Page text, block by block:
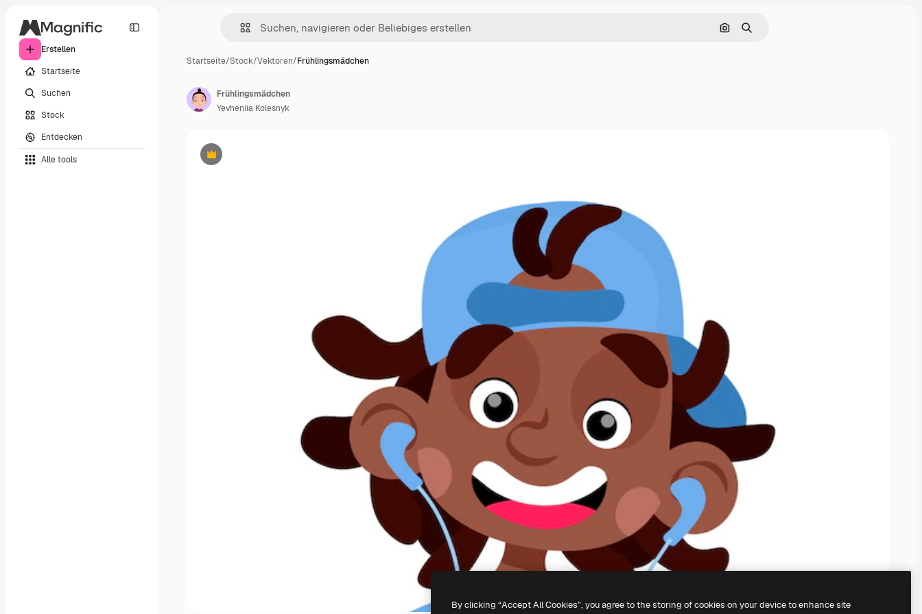
Erstellen
Startseite
Suchen
Stock
Entdecken
Alle tools
Nach Bild suchen
Suchen
Startseite/Stock/Vektoren/Frühlingsmädchen
Premium
Frühlingsmädchen
Yevheniia Kolesnyk
By clicking “Accept All Cookies”, you agree to the storing of cookies on your device to enhance site